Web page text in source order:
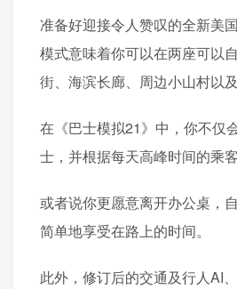
准备好迎接令人赞叹的全新美
模式意味着你可以在两座可以
街、海滨长廊、周边小山村以
在《巴士模拟21》中，你不仅
士，并根据每天高峰时间的乘
或者说你更愿意离开办公桌，
简单地享受在路上的时间。
此外，修订后的交通及行人AI